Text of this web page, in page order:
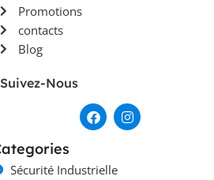
Promotions
contacts
Blog
Suivez-Nous
Sécurité Industrielle